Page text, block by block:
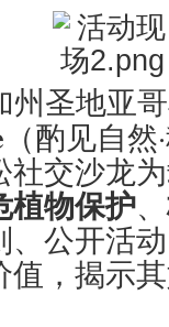
州圣地亚
（酌见自然·
交沙龙
植物保护、
公开活
，揭示